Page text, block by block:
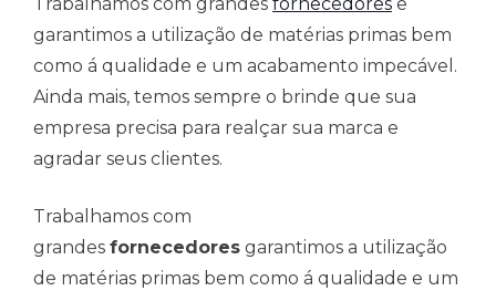
garantimos a utilização de matérias primas bem
como á qualidade e um acabamento impecável.
Ainda mais, temos sempre o brinde que sua
empresa precisa para realçar sua marca e
agradar seus clientes.
Trabalhamos com
grandes fornecedores garantimos a utilização
de matérias primas bem como á qualidade e um